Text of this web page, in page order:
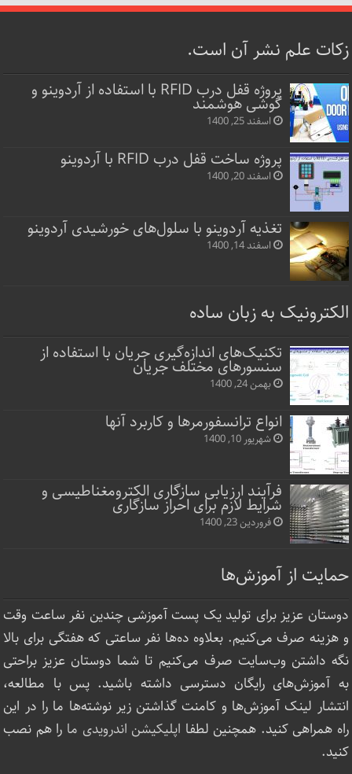
زکات علم نشر آن است.
پروژه قفل‌ درب RFID با استفاده از آردوینو و
گوشی هوشمند
اسفند 25, 1400
پروژه ساخت قفل‌ درب RFID با آردوینو
اسفند 20, 1400
تغذیه آردوینو با سلول‌های خورشیدی آردوینو
اسفند 14, 1400
الکترونیک به زبان ساده
تکنیک‌های اندازه‌گیری جریان با استفاده از
سنسورهای مختلف جریان
بهمن 24, 1400
انواع ترانسفورمرها و کاربرد آنها
شهریور 10, 1400
فرآیند ارزیابی سازگاری الکترومغناطیسی و
شرایط لازم برای احراز سازگاری
فروردین 23, 1400
حمایت از آموزش‌ها
دوستان عزیز برای تولید یک پست آموزشی چندین نفر ساعت‌ وقت
و هزینه صرف می‌کنیم. بعلاوه ده‌ها نفر ساعتی که هفتگی برای بالا
نگه داشتن وب‌سایت صرف ‌می‌کنیم تا شما دوستان عزیز براحتی
به آموزش‌های رایگان دسترسی داشته باشید. پس با مطالعه،
انتشار لینک‌ آموزش‌ها و کامنت گذاشتن زیر نوشته‌‌ها ما را در این
راه همراهی کنید. همچنین لطفا اپلیکیشن اندرویدی ما را هم نصب
کنید.